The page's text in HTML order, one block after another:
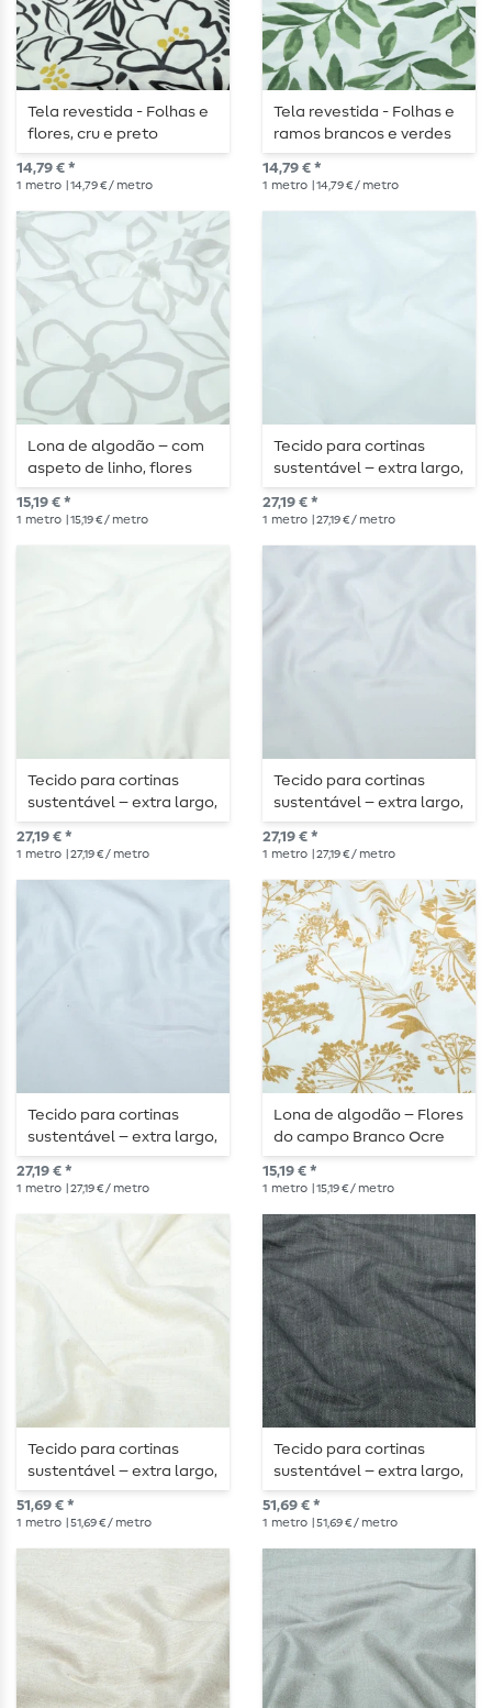
Tela revestida - Folhas e
flores, cru e preto
14,79 € *
1 metro | 14,79 € / metro
Tela revestida - Folhas e
ramos brancos e verdes
14,79 € *
1 metro | 14,79 € / metro
Lona de algodão – com
aspeto de linho, flores
grandes, branco e
cinzento
15,19 € *
1 metro | 15,19 € / metro
Tecido para cortinas
sustentável – extra largo,
330 cm, em branco puro
27,19 € *
1 metro | 27,19 € / metro
Tecido para cortinas
sustentável – extra largo,
330 cm, num elegante
tom creme
27,19 € *
1 metro | 27,19 € / metro
Tecido para cortinas
sustentável – extra largo,
330 cm, num elegante
cinzento claro
27,19 € *
1 metro | 27,19 € / metro
Tecido para cortinas
sustentável – extra largo,
330 cm, num elegante
cinzento claro
27,19 € *
1 metro | 27,19 € / metro
Lona de algodão – Flores
do campo Branco Ocre
15,19 € *
1 metro | 15,19 € / metro
Tecido para cortinas
sustentável – extra largo,
310 cm, cru mesclado
51,69 € *
1 metro | 51,69 € / metro
Tecido para cortinas
sustentável – extra largo,
310 cm, mistura de cinza-
antracite
51,69 € *
1 metro | 51,69 € / metro